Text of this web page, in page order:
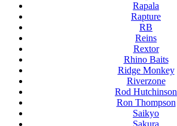
Rapala
Rapture
RB
Reins
Rextor
Rhino Baits
Ridge Monkey
Riverzone
Rod Hutchinson
Ron Thompson
Saikyo